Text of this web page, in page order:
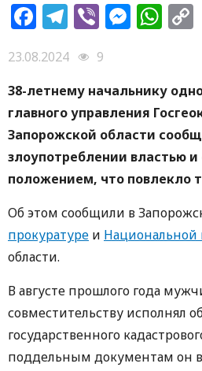
Facebook
Telegram
Viber
23.08.2024
9
38-летнему начальнику
главного управления
Запорожской области
злоупотреблении властью
положением, что повлекло
Об этом сообщили в
прокуратуре и
области.
В августе прошлого года
совместительству исполнял
государственного
поддельным документам он